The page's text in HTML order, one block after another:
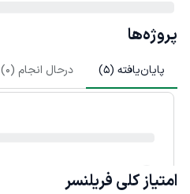
پروژه‌ها
پایان‌یافته (5
) درحال انجام (0
)
امتیاز کلی فریلنسر